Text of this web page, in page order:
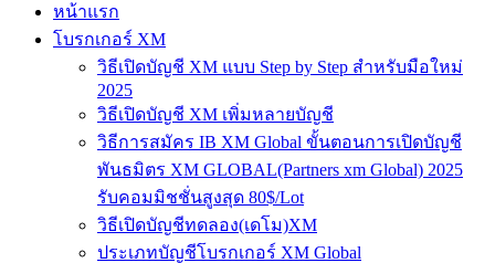
หน้าแรก
โบรกเกอร์ XM
วิธีเปิดบัญชี XM แบบ Step by Step สำหรับมือใหม่
2025
วิธีเปิดบัญชี XM เพิ่มหลายบัญชี
วิธีการสมัคร IB XM Global ขั้นตอนการเปิดบัญชี
พันธมิตร XM GLOBAL(Partners xm Global) 2025
รับคอมมิชชั่นสูงสุด 80$/Lot
วิธีเปิดบัญชีทดลอง(เดโม)XM
ประเภทบัญชีโบรกเกอร์ XM Global